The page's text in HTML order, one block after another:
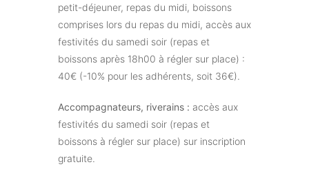
petit-déjeuner, repas du midi, boissons
comprises lors du repas du midi, accès aux
festivités du samedi soir (repas et
boissons après 18h00 à régler sur place) :
40€ (-10% pour les adhérents, soit 36€).
Accompagnateurs, riverains : accès aux
festivités du samedi soir (repas et
boissons à régler sur place) sur inscription
gratuite.